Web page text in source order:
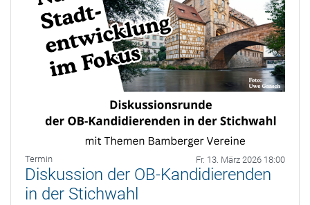
Termin Fr. 13. März 2026 18:00
Diskussion der OB-Kandidierenden
in der Stichwahl